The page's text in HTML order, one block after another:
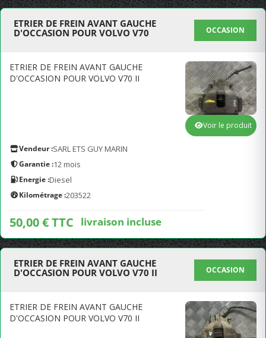
ETRIER DE FREIN AVANT GAUCHE
D'OCCASION POUR VOLVO V70
OCCASION
ETRIER DE FREIN AVANT GAUCHE
D'OCCASION POUR VOLVO V70 II
Vendeur :SARL ETS GUY MARIN
Garantie :12 mois
Energie :Diesel
Kilométrage :203522
50,00 € TTC livraison incluse
Voir le produit
ETRIER DE FREIN AVANT GAUCHE
D'OCCASION POUR VOLVO V70 II
OCCASION
ETRIER DE FREIN AVANT GAUCHE
D'OCCASION POUR VOLVO V70 II